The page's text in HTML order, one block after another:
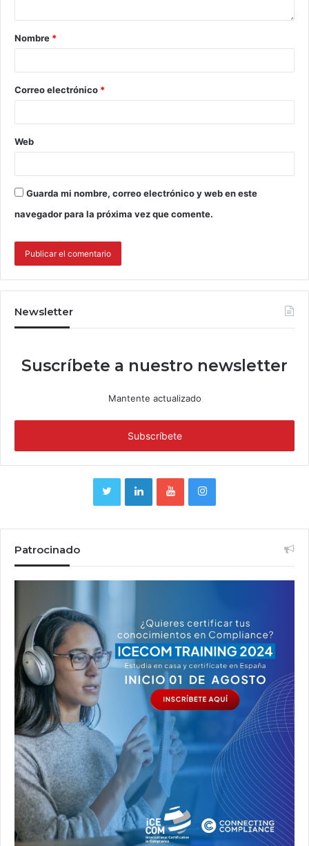
Nombre *
Correo electrónico *
Web
Guarda mi nombre, correo electrónico y web en este
navegador para la próxima vez que comente.
Newsletter
Suscríbete a nuestro newsletter
Mantente actualizado
Patrocinado